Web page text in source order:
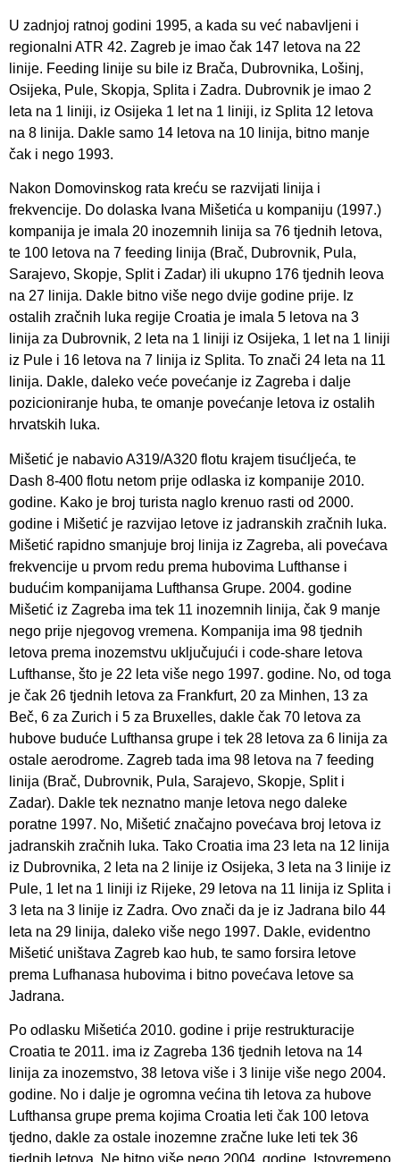
U zadnjoj ratnoj godini 1995, a kada su već nabavljeni i
regionalni ATR 42. Zagreb je imao čak 147 letova na 22
linije. Feeding linije su bile iz Brača, Dubrovnika, Lošinj,
Osijeka, Pule, Skopja, Splita i Zadra. Dubrovnik je imao 2
leta na 1 liniji, iz Osijeka 1 let na 1 liniji, iz Splita 12 letova
na 8 linija. Dakle samo 14 letova na 10 linija, bitno manje
čak i nego 1993.
Nakon Domovinskog rata kreću se razvijati linija i
frekvencije. Do dolaska Ivana Mišetića u kompaniju (1997.)
kompanija je imala 20 inozemnih linija sa 76 tjednih letova,
te 100 letova na 7 feeding linija (Brač, Dubrovnik, Pula,
Sarajevo, Skopje, Split i Zadar) ili ukupno 176 tjednih leova
na 27 linija. Dakle bitno više nego dvije godine prije. Iz
ostalih zračnih luka regije Croatia je imala 5 letova na 3
linija za Dubrovnik, 2 leta na 1 liniji iz Osijeka, 1 let na 1 liniji
iz Pule i 16 letova na 7 linija iz Splita. To znači 24 leta na 11
linija. Dakle, daleko veće povećanje iz Zagreba i dalje
pozicioniranje huba, te omanje povećanje letova iz ostalih
hrvatskih luka.
Mišetić je nabavio A319/A320 flotu krajem tisućljeća, te
Dash 8-400 flotu netom prije odlaska iz kompanije 2010.
godine. Kako je broj turista naglo krenuo rasti od 2000.
godine i Mišetić je razvijao letove iz jadranskih zračnih luka.
Mišetić rapidno smanjuje broj linija iz Zagreba, ali povećava
frekvencije u prvom redu prema hubovima Lufthanse i
budućim kompanijama Lufthansa Grupe. 2004. godine
Mišetić iz Zagreba ima tek 11 inozemnih linija, čak 9 manje
nego prije njegovog vremena. Kompanija ima 98 tjednih
letova prema inozemstvu uključujući i code-share letova
Lufthanse, što je 22 leta više nego 1997. godine. No, od toga
je čak 26 tjednih letova za Frankfurt, 20 za Minhen, 13 za
Beč, 6 za Zurich i 5 za Bruxelles, dakle čak 70 letova za
hubove buduće Lufthansa grupe i tek 28 letova za 6 linija za
ostale aerodrome. Zagreb tada ima 98 letova na 7 feeding
linija (Brač, Dubrovnik, Pula, Sarajevo, Skopje, Split i
Zadar). Dakle tek neznatno manje letova nego daleke
poratne 1997. No, Mišetić značajno povećava broj letova iz
jadranskih zračnih luka. Tako Croatia ima 23 leta na 12 linija
iz Dubrovnika, 2 leta na 2 linije iz Osijeka, 3 leta na 3 linije iz
Pule, 1 let na 1 liniji iz Rijeke, 29 letova na 11 linija iz Splita i
3 leta na 3 linije iz Zadra. Ovo znači da je iz Jadrana bilo 44
leta na 29 linija, daleko više nego 1997. Dakle, evidentno
Mišetić uništava Zagreb kao hub, te samo forsira letove
prema Lufhanasa hubovima i bitno povećava letove sa
Jadrana.
Po odlasku Mišetića 2010. godine i prije restrukturacije
Croatia te 2011. ima iz Zagreba 136 tjednih letova na 14
linija za inozemstvo, 38 letova više i 3 linije više nego 2004.
godine. No i dalje je ogromna većina tih letova za hubove
Lufthansa grupe prema kojima Croatia leti čak 100 letova
tjedno, dakle za ostale inozemne zračne luke leti tek 36
tjednih letova. Ne bitno više nego 2004. godine. Istovremeno